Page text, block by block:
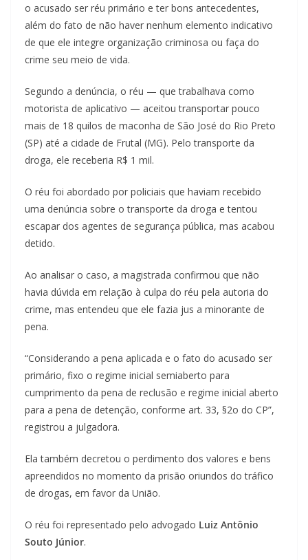
o acusado ser réu primário e ter bons antecedentes,
além do fato de não haver nenhum elemento indicativo
de que ele integre organização criminosa ou faça do
crime seu meio de vida.
Segundo a denúncia, o réu — que trabalhava como
motorista de aplicativo — aceitou transportar pouco
mais de 18 quilos de maconha de São José do Rio Preto
(SP) até a cidade de Frutal (MG). Pelo transporte da
droga, ele receberia R$ 1 mil.
O réu foi abordado por policiais que haviam recebido
uma denúncia sobre o transporte da droga e tentou
escapar dos agentes de segurança pública, mas acabou
detido.
Ao analisar o caso, a magistrada confirmou que não
havia dúvida em relação à culpa do réu pela autoria do
crime, mas entendeu que ele fazia jus a minorante de
pena.
“Considerando a pena aplicada e o fato do acusado ser
primário, fixo o regime inicial semiaberto para
cumprimento da pena de reclusão e regime inicial aberto
para a pena de detenção, conforme art. 33, §2o do CP”,
registrou a julgadora.
Ela também decretou o perdimento dos valores e bens
apreendidos no momento da prisão oriundos do tráfico
de drogas, em favor da União.
O réu foi representado pelo advogado Luiz Antônio
Souto Júnior.